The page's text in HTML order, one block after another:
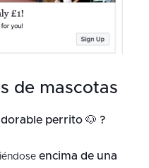
de mascotas
perrito 🐶 ?
encima de una